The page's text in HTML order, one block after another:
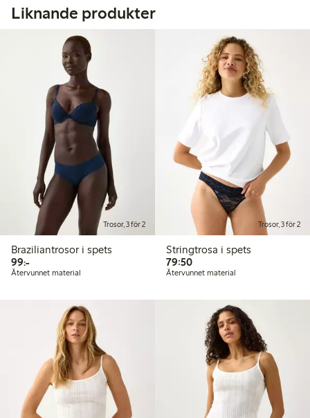
Liknande produkter
Trosor, 3 för 2
Braziliantrosor i spets
99:-99,00 kr
Återvunnet material
Trosor, 3 för 2
Stringtrosa i spets
79:5079,50 kr
Återvunnet material